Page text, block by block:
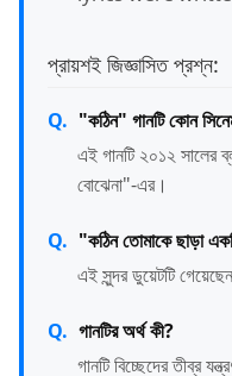
প্রায়শই জিজ্ঞাসিত প্রশ্ন:
"কঠিন" গানটি কোন
এই গানটি ২০১২ সালের
বোঝেনা"-এর।
"কঠিন তোমাকে ছাড়া
এই সুন্দর ডুয়েটটি
গানটির অর্থ কী?
গানটি বিচ্ছেদের তীব্র